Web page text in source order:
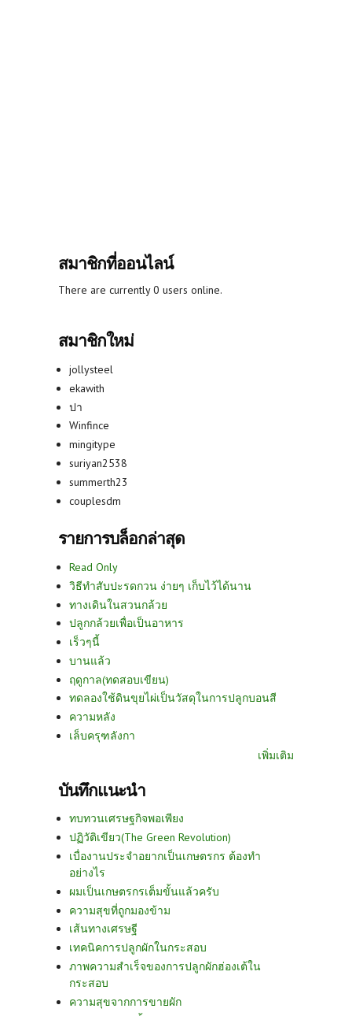
สมาชิกที่ออนไลน์
There are currently 0 users online.
สมาชิกใหม่
jollysteel
ekawith
ปา
Winfince
mingitype
suriyan2538
summerth23
couplesdm
รายการบล็อกล่าสุด
Read Only
วิธีทำสับปะรดกวน ง่ายๆ เก็บไว้ได้นาน
ทางเดินในสวนกล้วย
ปลูกกล้วยเพื่อเป็นอาหาร
เร็วๆนี้
บานแล้ว
ฤดูกาล(ทดสอบเขียน)
ทดลองใช้ดินขุยไผ่เป็นวัสดุในการปลูกบอนสี
ความหลัง
เล็บครุฑลังกา
เพิ่มเติม
บันทึกแนะนำ
ทบทวนเศรษฐกิจพอเพียง
ปฏิวัติเขียว(The Green Revolution)
เบื่องานประจำอยากเป็นเกษตรกร ต้องทำ
อย่างไร
ผมเป็นเกษตรกรเต็มขั้นแล้วครับ
ความสุขที่ถูกมองข้าม
เส้นทางเศรษฐี
เทคนิคการปลูกผักในกระสอบ
ภาพความสำเร็จของการปลูกผักฮ่องเต้ใน
กระสอบ
ความสุขจากการขายผัก